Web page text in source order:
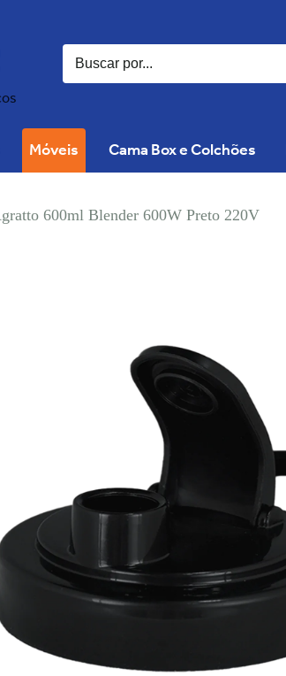
Móveis Cama Box e Colchões
600ml Blender 600W Preto 220V